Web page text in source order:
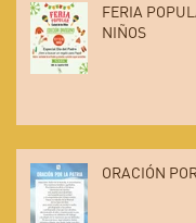
FERIA
NIÑOS
ORACIÓN